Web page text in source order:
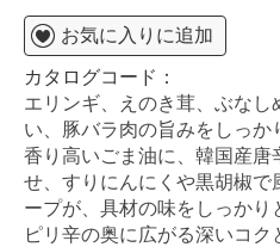
お気に入りに追加
カタログコード：
エリンギ、えのき茸、ぶなし
い、豚バラ肉の旨みをしっか
香り高いごま油に、韓国産唐
せ、すりにんにくや黒胡椒で
ープが、具材の味をしっかり
ピリ辛の奥に広がる深いコ